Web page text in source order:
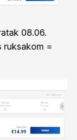
08.06.
ruksakom =